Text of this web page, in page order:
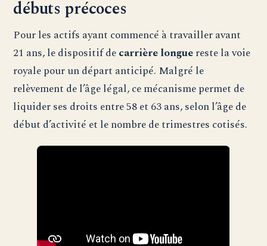
débuts précoces
Pour les actifs ayant commencé à travailler avant
21 ans, le dispositif decarrière longuereste la voie
royale pour un départ anticipé. Malgré le
relèvement de l’âge légal, ce mécanisme permet de
liquider ses droits entre 58 et 63 ans, selon l’âge de
début d’activité et le nombre de trimestres cotisés.